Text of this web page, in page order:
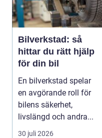
Bilverkstad: så
hittar du rätt hjälp
för din bil
En bilverkstad spelar
en avgörande roll för
bilens säkerhet,
livslängd och andra...
30 juli 2026